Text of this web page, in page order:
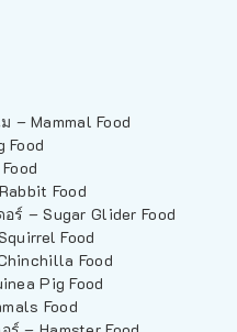
– Mammal Food
Food
Food
ร์ – Sugar Glider Food
Food
Food
Pig Food
Food